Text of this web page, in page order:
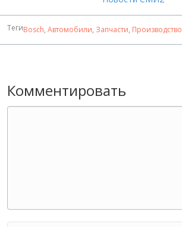
ТегиBosch, Автомобили, Запчасти, Производство
Комментировать